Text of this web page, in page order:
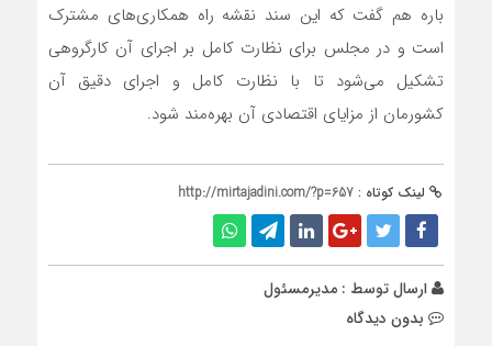
باره هم گفت که این سند نقشه راه همکاری‌های مشترک
است و در مجلس برای نظارت کامل بر اجرای آن کارگروهی
تشکیل می‌شود تا با نظارت کامل و اجرای دقیق آن
کشورمان از مزایای اقتصادی آن بهره‌مند شود.
لینک کوتاه : http://mirtajadini.com/?p=657
ارسال توسط : مدیرمسئول
بدون دیدگاه